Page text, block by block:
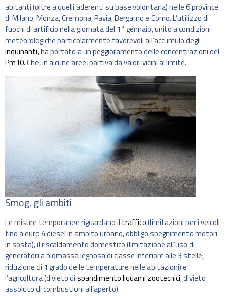
abitanti (oltre a quelli aderenti su base volontaria) nelle 6 province
di Milano, Monza, Cremona, Pavia, Bergamo e Como. L’utilizzo di
fuochi di artificio nella giornata del 1° gennaio, unito a condizioni
meteorologiche particolarmente favorevoli all’accumulo degli
inquinanti, ha portato a un peggioramento delle concentrazioni del
Pm10.Che, in alcune aree, partiva da valori vicini al limite.
Smog, gli ambiti
Le misure temporanee riguardano il traffico(limitazioni per i veicoli
fino a euro 4 diesel in ambito urbano, obbligo spegnimento motori
in sosta), il riscaldamento domestico (limitazione all’uso di
generatori a biomassa legnosa di classe inferiore ‪alle 3 stelle,
riduzione di 1 grado delle temperature nelle abitazioni) e
l’agricoltura (divieto dispandimento liquami zootecnici, divieto
assoluto di combustioni all’aperto).